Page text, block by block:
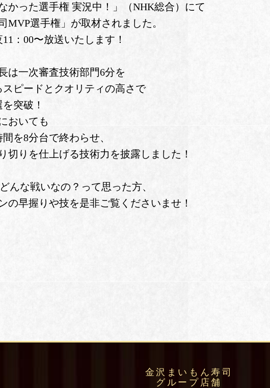
かった選手権 実況中！」（NHK総合）にて
MVP選手権」が取材されました。
：00〜放送いたします！
は一次審査技術部門6分を
スピードとクオリティの高さで
突破！
おいても
を8分台で終わらせ、
切りを仕上げる技術力を披露しました！
んな戦いなの？って思った方、
の早握りや技を是非ご覧くださいませ！
金沢まいもん寿司
グループ店舗